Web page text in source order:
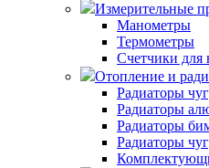
Измерительные
Манометры
Термометры
Счетчики для
Отопление и
Радиаторы
Радиаторы
Радиаторы
Радиаторы